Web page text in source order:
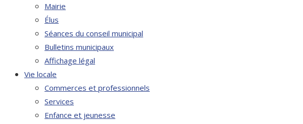
Mairie
Élus
Séances du conseil municipal
Bulletins municipaux
Affichage légal
Vie locale
Commerces et professionnels
Services
Enfance et jeunesse